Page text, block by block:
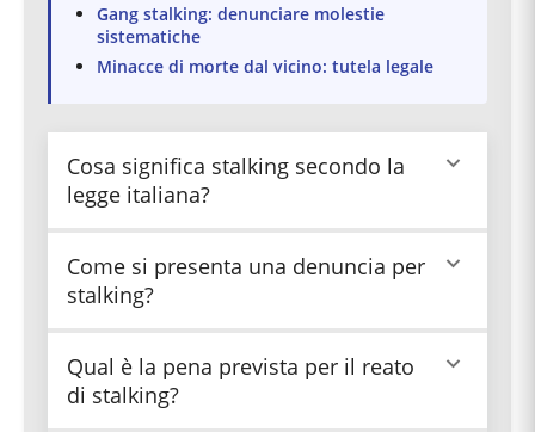
Gang stalking: denunciare molestie
sistematiche
Minacce di morte dal vicino: tutela legale
Cosa significa stalking secondo la
legge italiana?
Lo stalking è il reato di "atti persecutori" previsto
dall'articolo 612-bis del Codice Penale,
caratterizzato da condotte reiterate come
fondato timore per la propria incolumità. La
vittima può anche essere costretta ad alterare le
Come si presenta una denuncia per
stalking?
La vittima può presentare querela entro sei mesi
dal verificarsi degli atti persecutori oppure
richiedere preliminarmente un ammonimento al
Qual è la pena prevista per il reato
di stalking?